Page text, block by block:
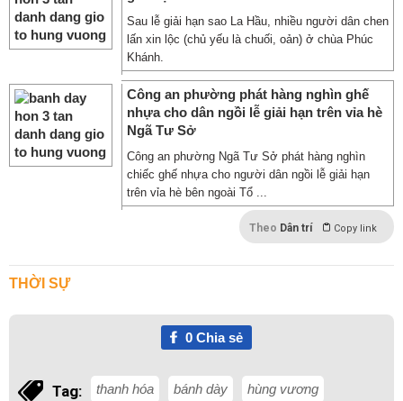
Sau lễ giải hạn sao La Hầu, nhiều người dân chen
lấn xin lộc (chủ yếu là chuối, oản) ở chùa Phúc
Khánh.
Công an phường phát hàng nghìn ghế
nhựa cho dân ngồi lễ giải hạn trên vỉa hè
Ngã Tư Sở
Công an phường Ngã Tư Sở phát hàng nghìn
chiếc ghế nhựa cho người dân ngồi lễ giải hạn
trên vỉa hè bên ngoài Tổ ...
Theo Dân trí Copy link
THỜI SỰ
0Chia sẻ
Tag: thanh hóa bánh dày hùng vương